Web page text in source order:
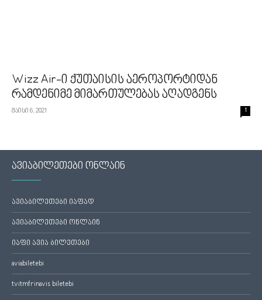
Wizz Air-ი ქუთაისის აეროპორტიდან
რამდენიმე მიმართულებას აღადგენს
მაისი 6, 2021 1
ავიაბილეთები ონლაინ
ავიაბილეთები იაფად
ავიაბილეთები ონლაინ
იაფი ავია ბილეთები
aviabiletebi
tvitmfrinavis biletebi